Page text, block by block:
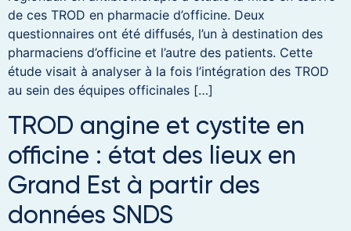
de ces TROD en pharmacie d’officine. Deux
questionnaires ont été diffusés, l’un à destination des
pharmaciens d’officine et l’autre des patients. Cette
étude visait à analyser à la fois l’intégration des TROD
au sein des équipes officinales […]
TROD angine et cystite en
officine : état des lieux en
Grand Est à partir des
données SNDS